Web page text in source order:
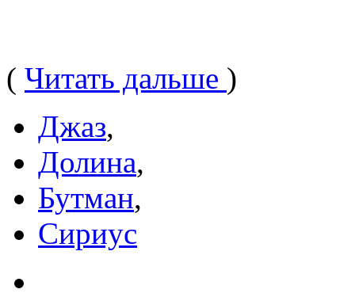
( Читать дальше )
Джаз,
Долина,
Бутман,
Сириус